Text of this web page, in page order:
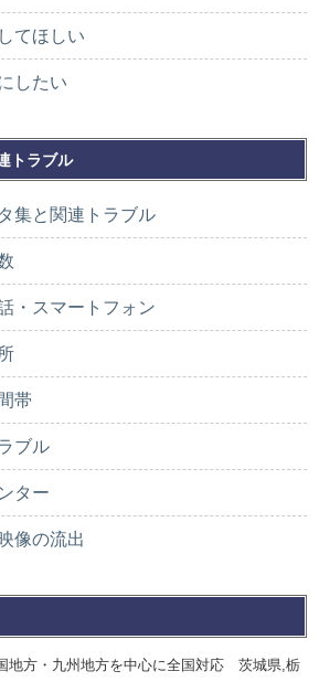
てほしい
したい
トラブル
集と関連トラブル
・スマートフォン
帯
ブル
ター
像の流出
地方・九州地方を中心に全国対応 茨城県,栃